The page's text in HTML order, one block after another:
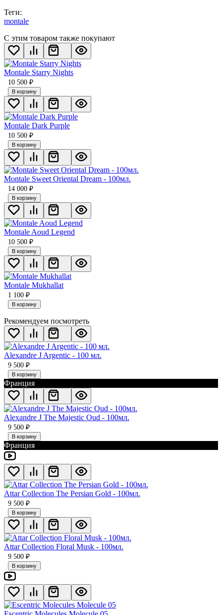
Теги:
montale
С этим товаром также покупают
Montale Starry Nights
10 500 ₽
В корзину
Montale Dark Purple
10 500 ₽
В корзину
Montale Sweet Oriental Dream - 100мл.
14 000 ₽
В корзину
Montale Aoud Legend
10 500 ₽
В корзину
Montale Mukhallat
1 100 ₽
В корзину
Рекомендуем посмотреть
Alexandre J Argentic - 100 мл.
9 500 ₽
В корзину
Франция
Alexandre J The Majestic Oud - 100мл.
9 500 ₽
В корзину
Франция
Attar Collection The Persian Gold - 100мл.
9 500 ₽
В корзину
Attar Collection Floral Musk - 100мл.
9 500 ₽
В корзину